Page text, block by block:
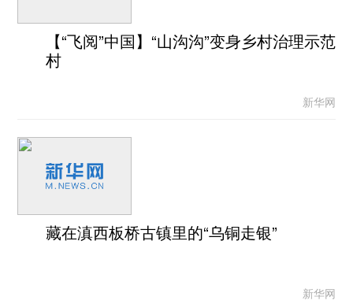
【“飞阅”中国】“山沟沟”变身乡村治理示范
村
新华网
藏在滇西板桥古镇里的“乌铜走银”
新华网